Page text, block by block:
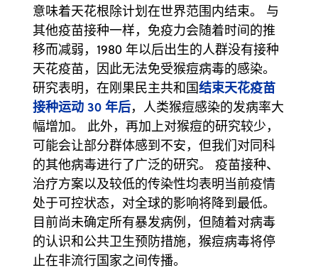
意味着天花根除计划在世界范围内结束。 与
其他疫苗接种一样，免疫力会随着时间的推
移而减弱，1980 年以后出生的人群没有接种
天花疫苗，因此无法免受猴痘病毒的感染。
研究表明，在刚果民主共和国结束天花疫苗
接种运动 30 年后，人类猴痘感染的发病率大
幅增加。 此外，再加上对猴痘的研究较少，
可能会让部分群体感到不安，但我们对同科
的其他病毒进行了广泛的研究。 疫苗接种、
治疗方案以及较低的传染性均表明当前疫情
处于可控状态，对全球的影响将降到最低。
目前尚未确定所有暴发病例，但随着对病毒
的认识和公共卫生预防措施，猴痘病毒将停
止在非流行国家之间传播。